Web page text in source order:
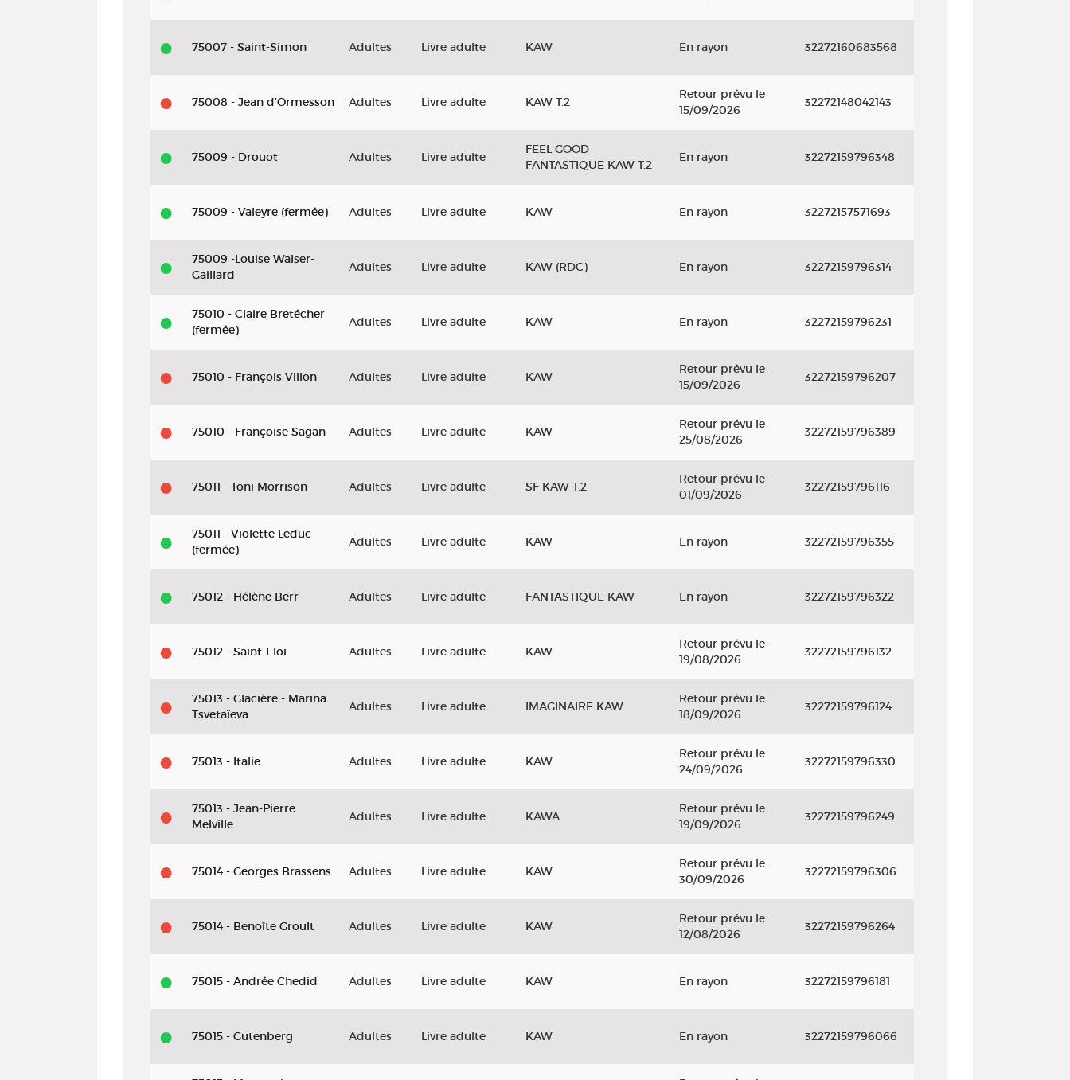
75007 - Saint-Simon Adultes Livre adulte KAW En rayon 32272160683568
75008 - Jean d'Ormesson Adultes Livre adulte KAW T.2
Retour prévu le
15/09/2026
32272148042143
75009 - Drouot Adultes Livre adulte
FEEL GOOD
FANTASTIQUE KAW T.2
En rayon 32272159796348
75009 - Valeyre (fermée) Adultes Livre adulte KAW En rayon 32272157571693
75009 -Louise Walser-
Gaillard
Adultes Livre adulte KAW (RDC) En rayon 32272159796314
75010 - Claire Bretécher
(fermée)
Adultes Livre adulte KAW En rayon 32272159796231
75010 - François Villon Adultes Livre adulte KAW
Retour prévu le
15/09/2026
32272159796207
75010 - Françoise Sagan Adultes Livre adulte KAW
Retour prévu le
25/08/2026
32272159796389
75011 - Toni Morrison Adultes Livre adulte SF KAW T.2
Retour prévu le
01/09/2026
32272159796116
75011 - Violette Leduc
(fermée)
Adultes Livre adulte KAW En rayon 32272159796355
75012 - Hélène Berr Adultes Livre adulte FANTASTIQUE KAW En rayon 32272159796322
75012 - Saint-Eloi Adultes Livre adulte KAW
Retour prévu le
19/08/2026
32272159796132
75013 - Glacière - Marina
Tsvetaïeva
Adultes Livre adulte IMAGINAIRE KAW
Retour prévu le
18/09/2026
32272159796124
75013 - Italie Adultes Livre adulte KAW
Retour prévu le
24/09/2026
32272159796330
75013 - Jean-Pierre
Melville
Adultes Livre adulte KAWA
Retour prévu le
19/09/2026
32272159796249
75014 - Georges Brassens Adultes Livre adulte KAW
Retour prévu le
30/09/2026
32272159796306
75014 - Benoîte Groult Adultes Livre adulte KAW
Retour prévu le
12/08/2026
32272159796264
75015 - Andrée Chedid Adultes Livre adulte KAW En rayon 32272159796181
75015 - Gutenberg Adultes Livre adulte KAW En rayon 32272159796066